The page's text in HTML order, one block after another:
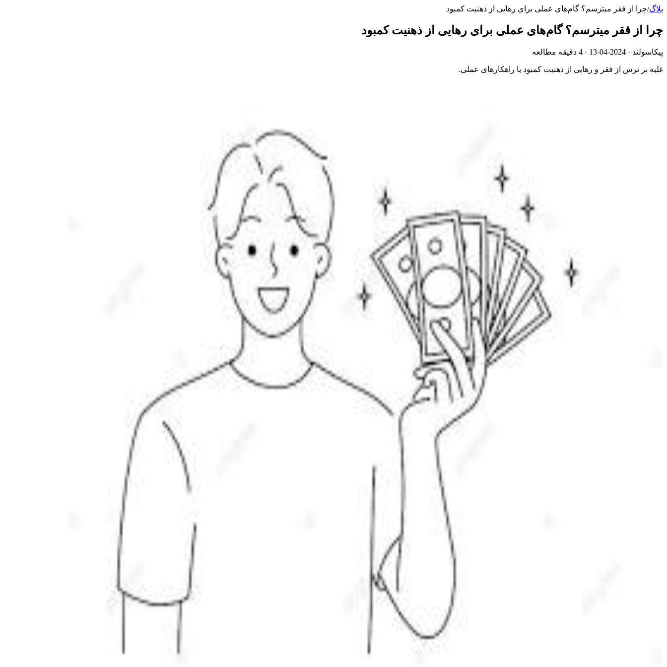
بلاگ/چرا از فقر میترسم؟ گام‌های عملی برای رهایی از ذهنیت کمبود
چرا از فقر میترسم؟ گام‌های عملی برای رهایی از ذهنیت کمبود
پیکاسولند · 2024-04-13 · 4 دقیقه مطالعه
غلبه بر ترس از فقر و رهایی از ذهنیت کمبود با راهکارهای عملی.